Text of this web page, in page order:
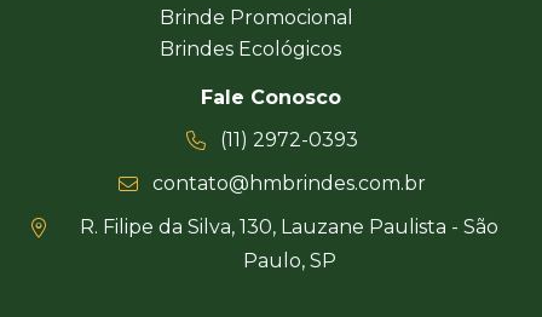
Brinde Promocional
Brindes Ecológicos
Fale Conosco
(11) 2972-0393
contato@hmbrindes.com.br
R. Filipe da Silva, 130, Lauzane Paulista - São
Paulo, SP